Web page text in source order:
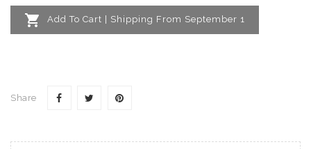
 Add To Cart | Shipping From September 1
Share